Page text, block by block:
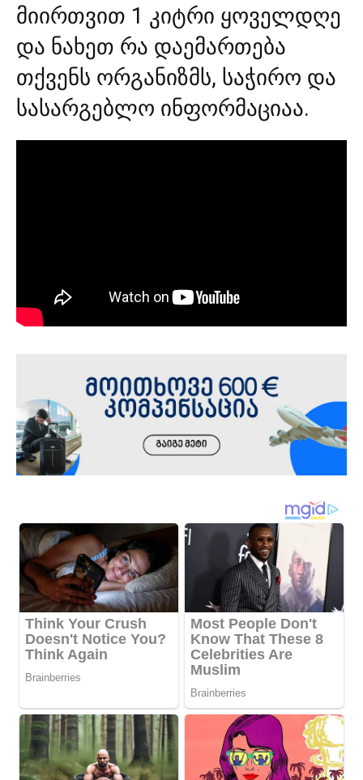
მიირთვით 1 კიტრი ყოველდღე
და ნახეთ რა დაემართება
თქვენს ორგანიზმს, საჭირო და
სასარგებლო ინფორმაციაა.